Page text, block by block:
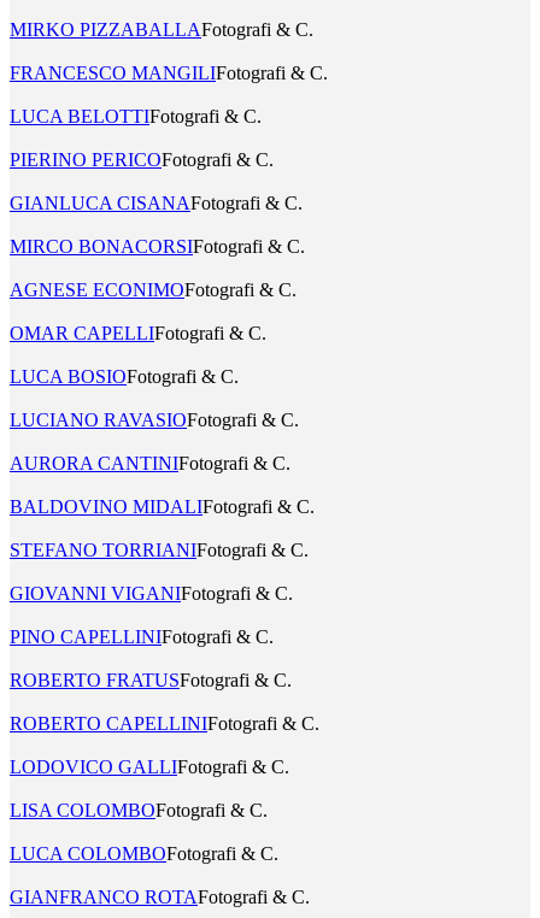
MIRKO PIZZABALLAFotografi & C.
FRANCESCO MANGILIFotografi & C.
LUCA BELOTTIFotografi & C.
PIERINO PERICOFotografi & C.
GIANLUCA CISANAFotografi & C.
MIRCO BONACORSIFotografi & C.
AGNESE ECONIMOFotografi & C.
OMAR CAPELLIFotografi & C.
LUCA BOSIOFotografi & C.
LUCIANO RAVASIOFotografi & C.
AURORA CANTINIFotografi & C.
BALDOVINO MIDALIFotografi & C.
STEFANO TORRIANIFotografi & C.
GIOVANNI VIGANIFotografi & C.
PINO CAPELLINIFotografi & C.
ROBERTO FRATUSFotografi & C.
ROBERTO CAPELLINIFotografi & C.
LODOVICO GALLIFotografi & C.
LISA COLOMBOFotografi & C.
LUCA COLOMBOFotografi & C.
GIANFRANCO ROTAFotografi & C.